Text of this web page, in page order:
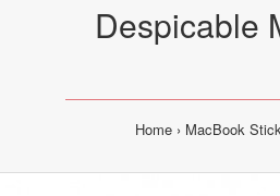
Despicable
Home MacBook